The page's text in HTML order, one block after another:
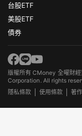
台股ETF
美股ETF
債券
版權所有 CMoney 全曜財
Corporation. All rights
隱私條款
使用條款 著